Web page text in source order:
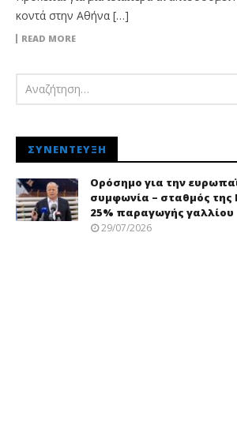
κοντά στην Αθήνα […]
READ MORE
ΣΥΝΈΝΤΕΥΞΗ
Ορόσημο για την
συμφωνία – σταθμός της
25% παραγωγής γαλλίου
29/07/2026